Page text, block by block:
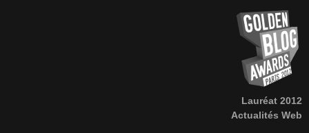
Lauréat 2012
Actualités Web